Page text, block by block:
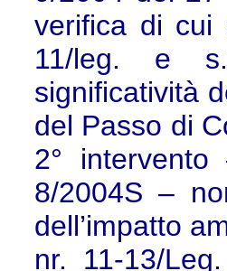
verifica di cui
11/leg. e
significatività
del Passo di
2°
8/2004S –
dell’impatto
nr. 11-13/